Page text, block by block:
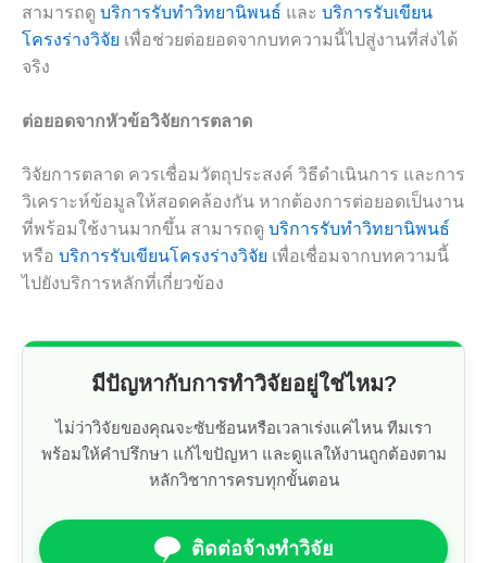
สามารถดู บริการรับทำวิทยานิพนธ์ และ บริการรับเขียน
โครงร่างวิจัย เพื่อช่วยต่อยอดจากบทความนี้ไปสู่งานที่ส่งได้
จริง
ต่อยอดจากหัวข้อวิจัยการตลาด
วิจัยการตลาด ควรเชื่อมวัตถุประสงค์ วิธีดำเนินการ และการ
วิเคราะห์ข้อมูลให้สอดคล้องกัน หากต้องการต่อยอดเป็นงาน
ที่พร้อมใช้งานมากขึ้น สามารถดู บริการรับทำวิทยานิพนธ์
หรือ บริการรับเขียนโครงร่างวิจัย เพื่อเชื่อมจากบทความนี้
ไปยังบริการหลักที่เกี่ยวข้อง
มีปัญหากับการทำวิจัยอยู่ใช่ไหม?
ไม่ว่าวิจัยของคุณจะซับซ้อนหรือเวลาเร่งแค่ไหน ทีมเรา
พร้อมให้คำปรึกษา แก้ไขปัญหา และดูแลให้งานถูกต้องตาม
หลักวิชาการครบทุกขั้นตอน
ติดต่อจ้างทำวิจัย